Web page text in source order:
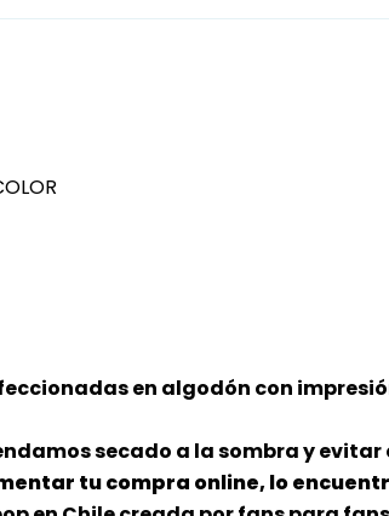
en algodón con
secado a la sombra y
tu compra online, lo